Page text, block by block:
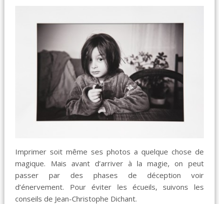
Imprimer soit même ses photos a quelque chose de
magique. Mais avant d’arriver à la magie, on peut
passer par des phases de déception voir
d’énervement. Pour éviter les écueils, suivons les
conseils de Jean-Christophe Dichant.